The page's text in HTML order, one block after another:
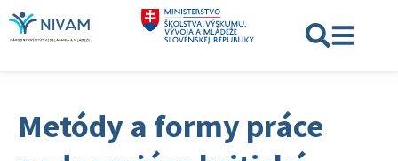
Metódy a formy práce